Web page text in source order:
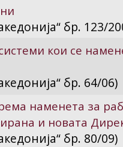
бр. 123/
кои се
бр. 64/06)
наменета за
и новата
бр. 80/09)